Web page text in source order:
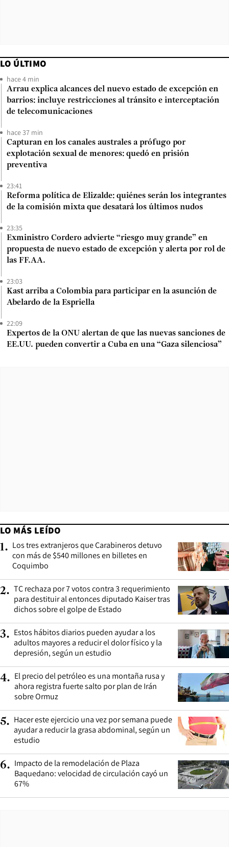
LO ÚLTIMO
hace 4 min
Arrau explica alcances del nuevo estado de excepción en
barrios: incluye restricciones al tránsito e interceptación
de telecomunicaciones
hace 37 min
Capturan en los canales australes a prófugo por
explotación sexual de menores: quedó en prisión
preventiva
23:41
Reforma política de Elizalde: quiénes serán los integrantes
de la comisión mixta que desatará los últimos nudos
23:35
Exministro Cordero advierte “riesgo muy grande” en
propuesta de nuevo estado de excepción y alerta por rol de
las FF.AA.
23:03
Kast arriba a Colombia para participar en la asunción de
Abelardo de la Espriella
22:09
Expertos de la ONU alertan de que las nuevas sanciones de
EE.UU. pueden convertir a Cuba en una “Gaza silenciosa”
LO MÁS LEÍDO
1. Los tres extranjeros que Carabineros detuvo
con más de $540 millones en billetes en
Coquimbo
2. TC rechaza por 7 votos contra 3 requerimiento
para destituir al entonces diputado Kaiser tras
dichos sobre el golpe de Estado
3. Estos hábitos diarios pueden ayudar a los
adultos mayores a reducir el dolor físico y la
depresión, según un estudio
4. El precio del petróleo es una montaña rusa y
ahora registra fuerte salto por plan de Irán
sobre Ormuz
5. Hacer este ejercicio una vez por semana puede
ayudar a reducir la grasa abdominal, según un
estudio
6. Impacto de la remodelación de Plaza
Baquedano: velocidad de circulación cayó un
67%